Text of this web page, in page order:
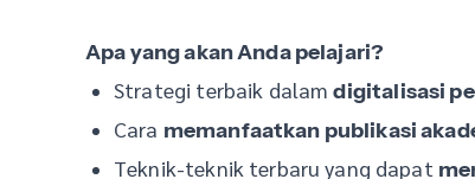
Apa yang akan Anda pelajari?
Strategi terbaik dalamdigitalisasi
Cara memanfaatkan publikasi
Teknik-teknik terbaru yang dapat